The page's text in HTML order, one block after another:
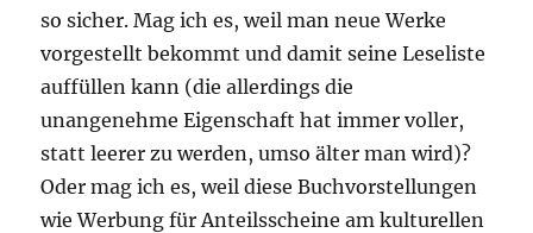
so sicher. Mag ich es, weil man neue Werke
vorgestellt bekommt und damit seine Leseliste
auffüllen kann (die allerdings die
unangenehme Eigenschaft hat immer voller,
statt leerer zu werden, umso älter man wird)?
Oder mag ich es, weil diese Buchvorstellungen
wie Werbung für Anteilsscheine am kulturellen